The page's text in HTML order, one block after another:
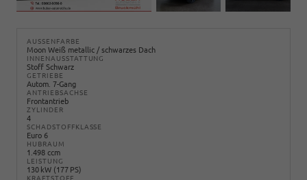
AUSSENFARBE
Moon Weiß metallic / schwarzes Dach
INNENAUSSTATTUNG
Stoff Schwarz
GETRIEBE
Autom. 7-Gang
ANTRIEBSACHSE
Frontantrieb
ZYLINDER
4
SCHADSTOFFKLASSE
Euro 6
HUBRAUM
1.498 ccm
LEISTUNG
130 kW (177 PS)
KRAFTSTOFF